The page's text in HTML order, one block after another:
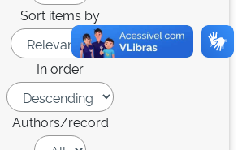
Sort items by
In order
Authors/record